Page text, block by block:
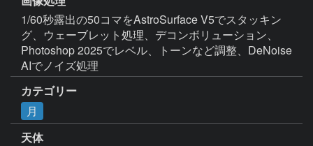
1/60秒露出の50コマをAstroSurface V5でスタッキン
グ、ウェーブレット処理、デコンボリューション、
Photoshop 2025でレベル、トーンなど調整、DeNoise
AIでノイズ処理
カテゴリー
月
天体